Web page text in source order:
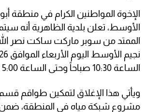
الإخوة المواطنين الكرام في منطقة
الأوسط، تعلن بلدية الظاهرية أنه
الممتد من سوبر ماركت ساكت نصر
الساعة 10:30 صباحاً وحتى الساعة 5:00 مساءً.
ويأتي هذا الإغلاق لتمكين طواقم قسم
مشروع شبكة مياه في المنطقة، ضمن